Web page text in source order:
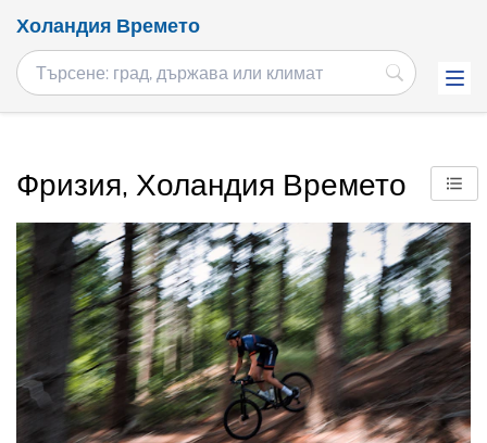
Холандия Времето
Фризия, Холандия Времето